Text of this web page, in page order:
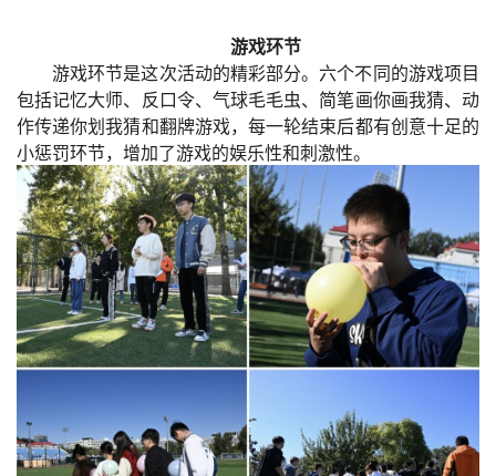
游戏环节
游戏环节是这次活动的精彩部分。六个不同的游戏项目
包括记忆大师、反口令、气球毛毛虫、简笔画你画我猜、动
作传递你划我猜和翻牌游戏，每一轮结束后都有创意十足的
小惩罚环节，增加了游戏的娱乐性和刺激性。